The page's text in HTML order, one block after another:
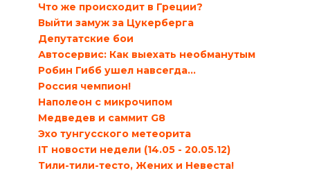
Что же происходит в Греции?
Выйти замуж за Цукерберга
Депутатские бои
Автосервис: Как выехать необманутым
Робин Гибб ушел навсегда…
Россия чемпион!
Наполеон с микрочипом
Медведев и саммит G8
Эхо тунгусского метеорита
IT новости недели (14.05 - 20.05.12)
Тили-тили-тесто, Жених и Невеста!